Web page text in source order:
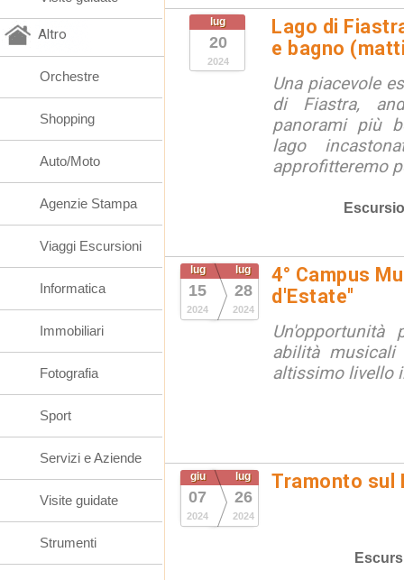
lug
20
2024
Lago di
e bagno
Una piacevole
di Fiastra,
panorami più
lago
approfitteremo
lug
15
2024
lug
28
2024
4° Campus
d'Estate"
Un'opportunità
abilità
altissimo livello
giu
07
2024
lug
26
2024
Tramonto sul
Altro
Orchestre
Shopping
Auto/Moto
Agenzie Stampa
Viaggi Escursioni
Informatica
Immobiliari
Fotografia
Sport
Servizi e Aziende
Visite guidate
Strumenti